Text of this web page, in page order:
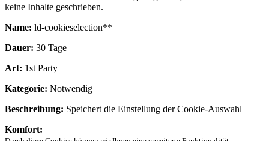
keine Inhalte geschrieben.
Name: ld-cookieselection**
Dauer: 30 Tage
Art: 1st Party
Kategorie: Notwendig
Beschreibung: Speichert die Einstellung der Cookie-Auswahl
Komfort: